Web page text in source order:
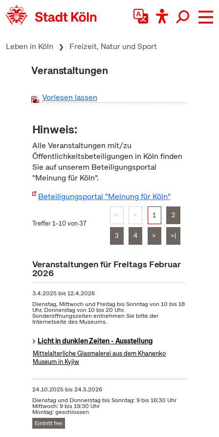
zum Inhalt springen
Leben in Köln Freizeit, Natur und Sport
Veranstaltungen
Vorlesen lassen
Hinweis:
Alle Veranstaltungen mit/zu
Öffentlichkeitsbeteiligungen in Köln finden
Sie auf unserem Beteiligungsportal
"Meinung für Köln".
Beteiligungsportal "Meinung für Köln"
Treffer 1–10 von 37
|< < 1 2
3 4 > >|
Veranstaltungen für Freitags Februar
2026
3.4.2025bis12.4.2026
Dienstag, Mittwoch und Freitag bis Sonntag von 10 bis 18
Uhr, Donnerstag von 10 bis 20 Uhr.
Sonderöffnungszeiten entnehmen Sie bitte der
Internetseite des Museums.
Licht in dunklen Zeiten - Ausstellung
Mittelalterliche Glasmalerei aus dem Khanenko
Museum in Kyjiw
24.10.2025bis24.5.2026
Dienstag und Donnerstag bis Sonntag: 9 bis 16:30 Uhr
Mittwoch: 9 bis 19:30 Uhr
Montag: geschlossen
Eintritt frei